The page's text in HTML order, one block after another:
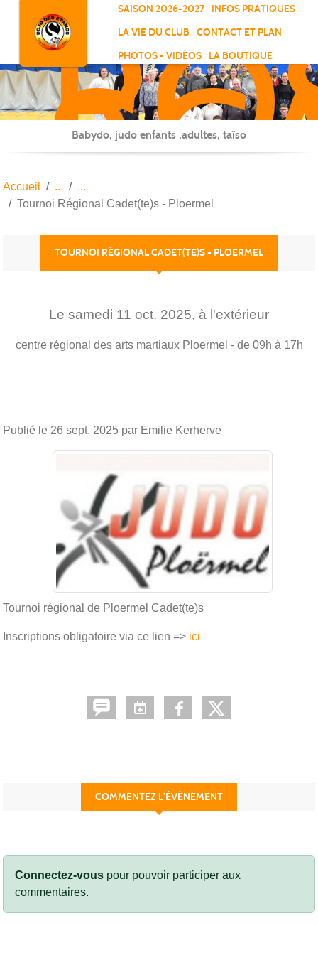
SAISON 2026-2027
INFOS PRATIQUES
LA VIE DU CLUB
CONTACT ET PLAN
PHOTOS - VIDÉOS
LA BOUTIQUE
-
-
Babydo, judo enfants ,adultes, taïso
Accueil
Tournoi Régional Cadet(te)s - Ploermel
TOURNOI RÉGIONAL CADET(TE)S - PLOERMEL
Le samedi 11 oct. 2025, à l'extérieur
centre régional des arts martiaux Ploermel - de 09h à 17h
Publié le 26 sept. 2025 par Emilie Kerherve
Tournoi régional de Ploermel Cadet(te)s
Inscriptions obligatoire via ce lien => ici
COMMENTEZ L’ÉVÈNEMENT
Connectez-vous pour pouvoir participer aux
commentaires.
Panneau de gestion des cookies